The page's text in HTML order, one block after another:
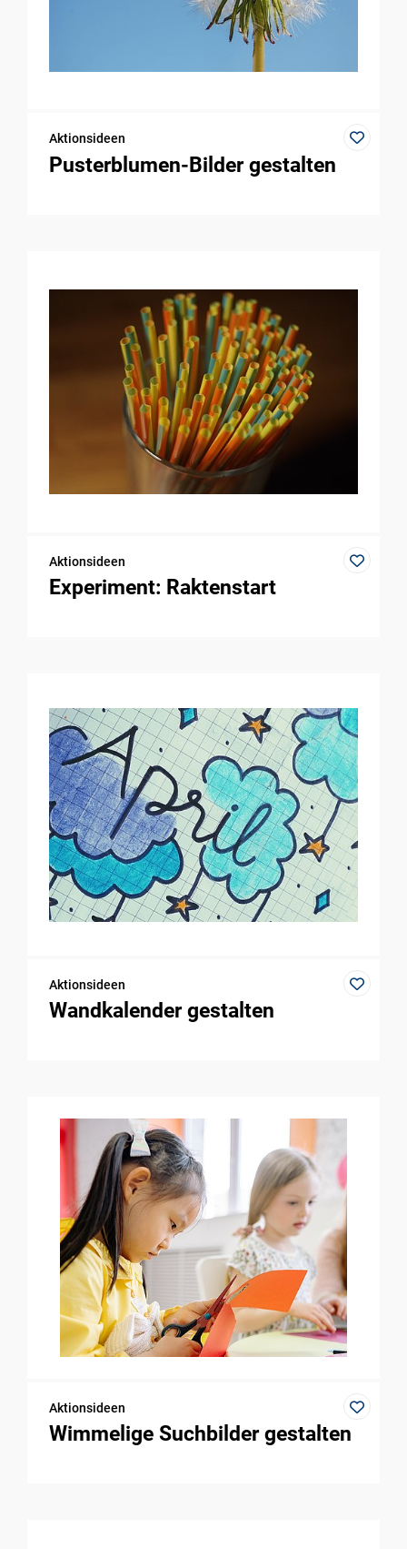
Aktionsideen
Pusterblumen-Bilder gestalten
Aktionsideen
Experiment: Raktenstart
Aktionsideen
Wandkalender gestalten
Aktionsideen
Wimmelige Suchbilder gestalten